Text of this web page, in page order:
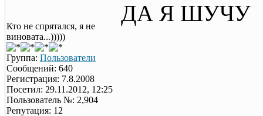
Кто не спрятался, я не
виновата...)))))
Группа: Пользователи
Сообщений: 640
Регистрация: 7.8.2008
Посетил: 29.11.2012, 12:25
Пользователь №: 2,904
Репутация: 12
ДА Я ШУЧУ